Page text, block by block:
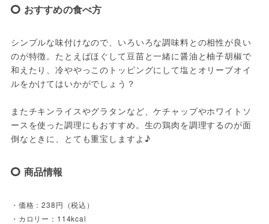
おすすめの食べ方
シンプルな味付けなので、いろいろな調味料との相性が良い
のが特徴。たとえばほぐして豆苗と一緒に醤油と柚子胡椒で
和えたり、冷ややっこのトッピングにして塩とオリーブオイ
ルをかけてはいかがでしょう？
またチキンライスやグラタンなど、ケチャップやホワイトソ
ースを使った調理にもおすすめ。生の鶏肉を調理するのが面
倒なときに、とても重宝しますよ♪
商品情報
・価格：238円（税込）
・カロリー：114kcal